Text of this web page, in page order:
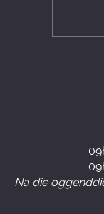
Na die